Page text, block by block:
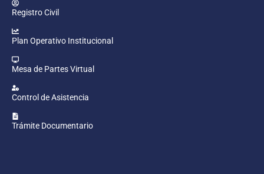
Registro Civil
Plan Operativo Institucional
Mesa de Partes Virtual
Control de Asistencia
Trámite Documentario